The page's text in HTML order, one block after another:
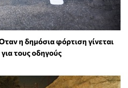
η δημόσια φόρτιση γίνεται
τους οδηγούς